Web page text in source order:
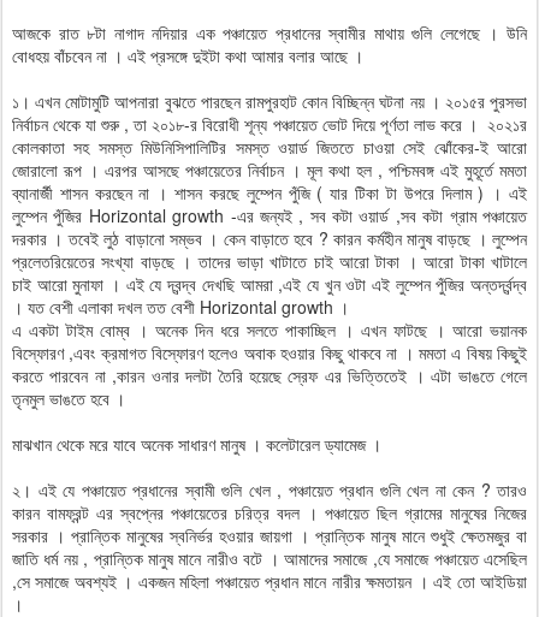
আজকে রাত ৮টা নাগাদ নদিয়ার এক পঞ্চায়েত প্রধানের স্বামীর মাথায় গুলি লেগেছে । উনি
বোধহয় বাঁচবেন না । এই প্রসঙ্গে দুইটা কথা আমার বলার আছে ।
১। এখন মোটামুটি আপনারা বুঝতে পারছেন রামপুরহাট কোন বিচ্ছিন্ন ঘটনা নয় । ২০১৫র পুরসভা
নির্বাচন থেকে যা শুরু , তা ২০১৮-র বিরোধী শূন্য পঞ্চায়েত ভোট দিয়ে পূর্ণতা লাভ করে । ২০২১র
কোলকাতা সহ সমস্ত মিউনিসিপালিটির সমস্ত ওয়ার্ড জিততে চাওয়া সেই ঝোঁকের-ই আরো
জোরালো রূপ । এরপর আসছে পঞ্চায়েতের নির্বাচন । মূল কথা হল , পশ্চিমবঙ্গ এই মুহূর্তে মমতা
ব্যানার্জী শাসন করছেন না । শাসন করছে লুম্পেন পুঁজি ( যার টিকা টা উপরে দিলাম ) । এই
লুম্পেন পুঁজির Horizontal growth -এর জন্যই , সব কটা ওয়ার্ড ,সব কটা গ্রাম পঞ্চায়েত
দরকার । তবেই লুঠ বাড়ানো সম্ভব । কেন বাড়াতে হবে ? কারন কর্মহীন মানুষ বাড়ছে । লুম্পেন
প্রলেতরিয়েতের সংখ্যা বাড়ছে । তাদের ভাড়া খাটাতে চাই আরো টাকা । আরো টাকা খাটালে
চাই আরো মুনাফা । এই যে দ্বন্দ্ব দেখছি আমরা ,এই যে খুন ওটা এই লুম্পেন পুঁজির অন্তর্দ্বন্দ্ব
। যত বেশী এলাকা দখল তত বেশী Horizontal growth ।
এ একটা টাইম বোম্ব । অনেক দিন ধরে সলতে পাকাচ্ছিল । এখন ফাটছে । আরো ভয়ানক
বিস্ফোরণ ,এবং ক্রমাগত বিস্ফোরণ হলেও অবাক হওয়ার কিছু থাকবে না । মমতা এ বিষয় কিছুই
করতে পারবেন না ,কারন ওনার দলটা তৈরি হয়েছে স্রেফ এর ভিত্তিতেই । এটা ভাঙতে গেলে
তৃনমুল ভাঙতে হবে ।
মাঝখান থেকে মরে যাবে অনেক সাধারণ মানুষ । কলেটারেল ড্যামেজ ।
২। এই যে পঞ্চায়েত প্রধানের স্বামী গুলি খেল , পঞ্চায়েত প্রধান গুলি খেল না কেন ? তারও
কারন বামফ্রন্ট এর স্বপ্নের পঞ্চায়েতের চরিত্র বদল । পঞ্চায়েত ছিল গ্রামের মানুষের নিজের
সরকার । প্রান্তিক মানুষের স্বনির্ভর হওয়ার জায়গা । প্রান্তিক মানুষ মানে শুধুই ক্ষেতমজুর বা
জাতি ধর্ম নয় , প্রান্তিক মানুষ মানে নারীও বটে । আমাদের সমাজে ,যে সমাজে পঞ্চায়েত এসেছিল
,সে সমাজে অবশ্যই । একজন মহিলা পঞ্চায়েত প্রধান মানে নারীর ক্ষমতায়ন । এই তো আইডিয়া
।